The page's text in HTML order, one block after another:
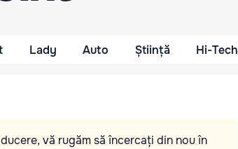
Lady Auto Știință Hi-Tech
vă rugăm să încercați din nou în